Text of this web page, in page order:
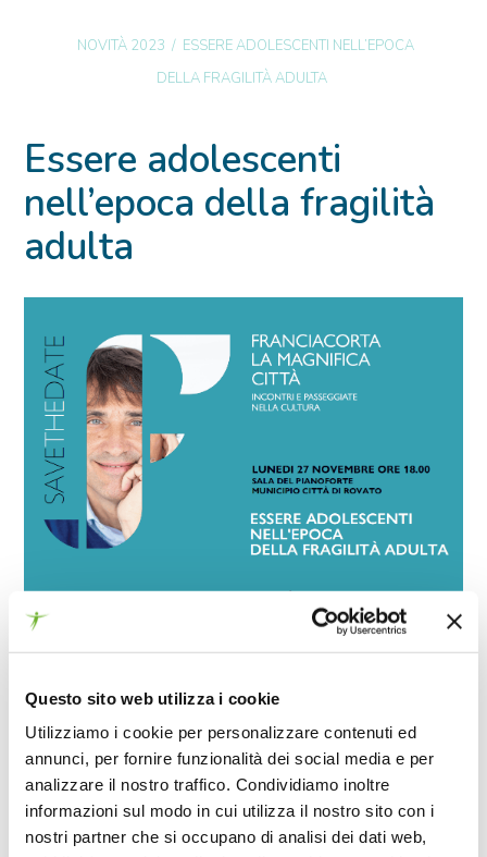
Questo sito web utilizza i cookie
Utilizziamo i cookie per personalizzare contenuti ed
annunci, per fornire funzionalità dei social media e per
analizzare il nostro traffico. Condividiamo inoltre
informazioni sul modo in cui utilizza il nostro sito con i
nostri partner che si occupano di analisi dei dati web,
NOVITÀ 2023 / ESSERE ADOLESCENTI NELL’EPOCA
DELLA FRAGILITÀ ADULTA
Essere adolescenti
nell’epoca della fragilità
adulta
15 NOVEMBRE 2023
Nuovo appuntamento all’interno della rassegna